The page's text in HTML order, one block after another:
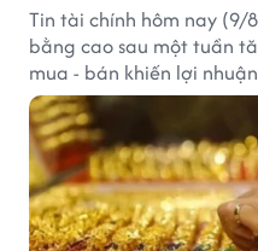
Tin tài chính hôm nay
bằng cao sau một tuần
mua - bán khiến lợi
trong khi USD chịu sức
thất vọng.